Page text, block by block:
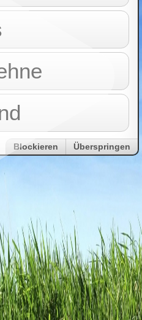
Blockieren Überspringen